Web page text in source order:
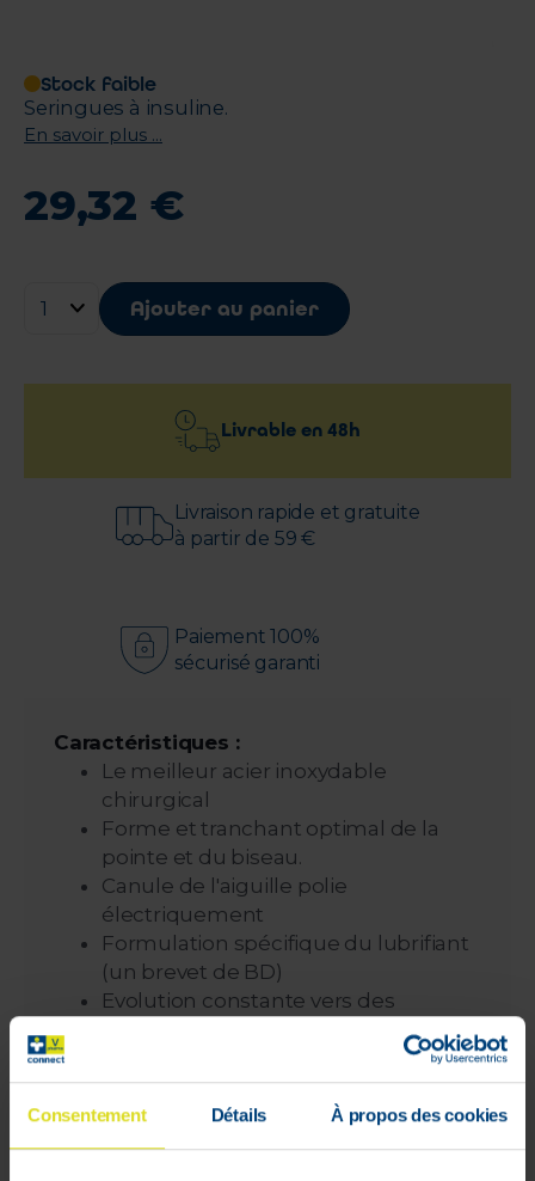
Consentement Détails À propos des cookies
Stock faible
Seringues à insuline.
En savoir plus ...
29,32 €
Ajouter au panier
Livrable en 48h
Livraison rapide et gratuite
à partir de 59 €
Paiement 100%
sécurisé garanti
Caractéristiques :
Le meilleur acier inoxydable
chirurgical
Forme et tranchant optimal de la
pointe et du biseau.
Canule de l'aiguille polie
électriquement
Formulation spécifique du lubrifiant
(un brevet de BD)
Evolution constante vers des
Les seringues à insuline BD Micro-Fine™+
assurent: